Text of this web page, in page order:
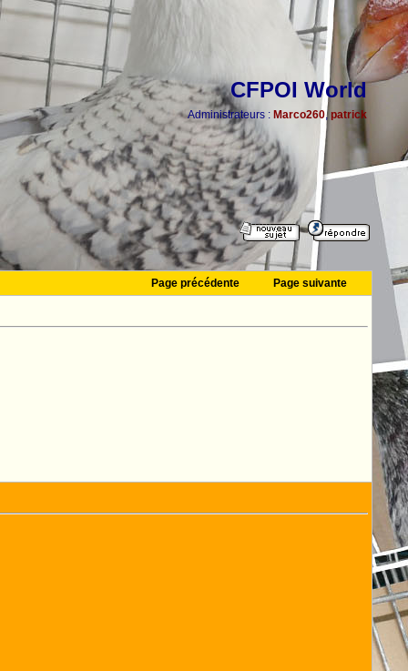
CFPOI World
Administrateurs : Marco260, patrick
Page précédente Page suivante